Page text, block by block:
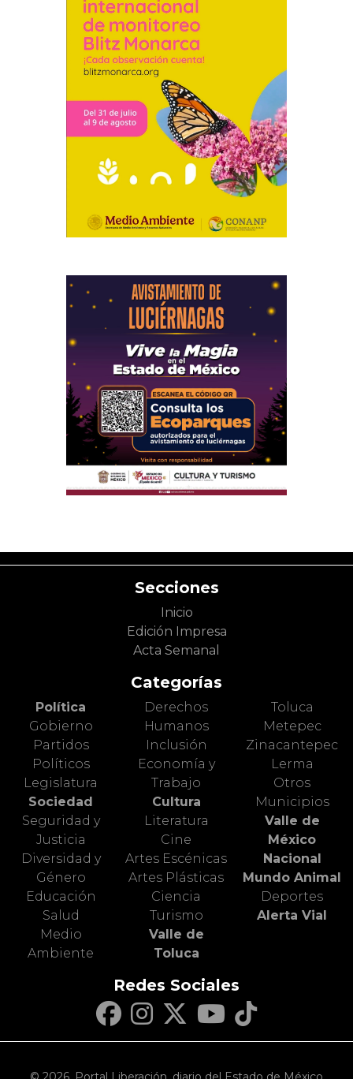
Secciones
Inicio
Edición Impresa
Acta Semanal
Categorías
Política
Gobierno
Partidos
Políticos
Legislatura
Sociedad
Seguridad y
Justicia
Diversidad y
Género
Educación
Salud
Medio
Ambiente
Derechos
Humanos
Inclusión
Economía y
Trabajo
Cultura
Literatura
Cine
Artes Escénicas
Artes Plásticas
Ciencia
Turismo
Valle de
Toluca
Toluca
Metepec
Zinacantepec
Lerma
Otros
Municipios
Valle de
México
Nacional
Mundo Animal
Deportes
Alerta Vial
Redes Sociales